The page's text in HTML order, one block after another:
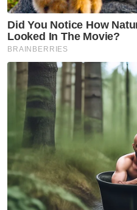
Jenayah
Bayi
diperiksa